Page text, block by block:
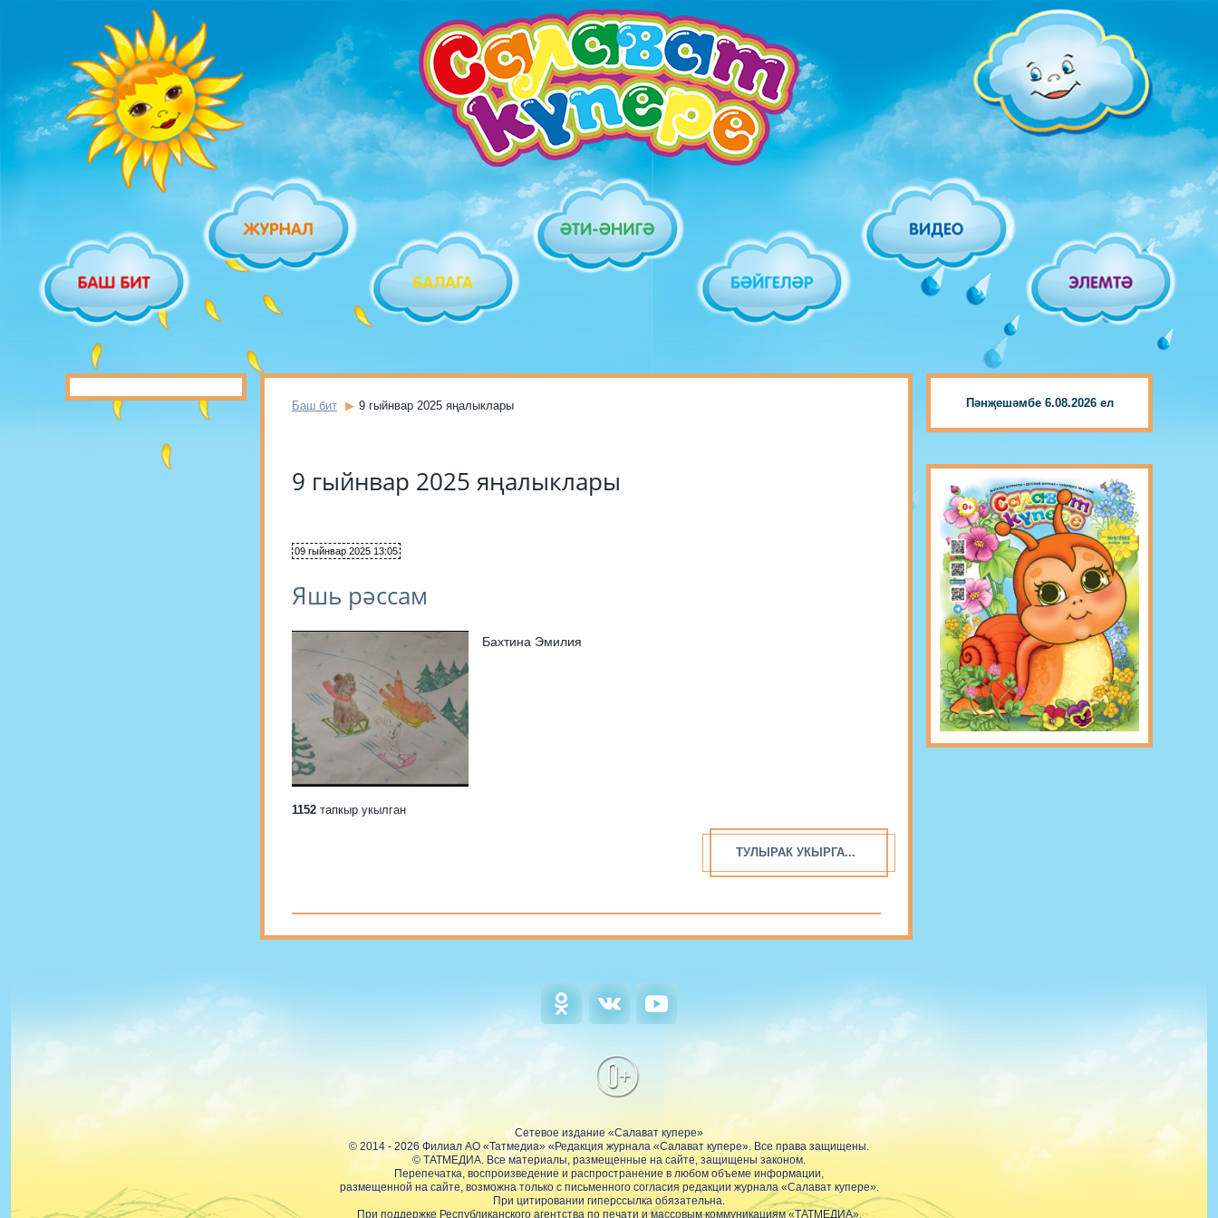
Баш бит 9 гыйнвар 2025 яңалыклары
9 гыйнвар 2025 яңалыклары
09 гыйнвар 2025 13:05
Яшь рәссам
Бахтина Эмилия
1152 тапкыр укылган
ТУЛЫРАК УКЫРГА...
Пәнҗешәмбе 6.08.2026 ел
0+
Сетевое издание «Салават купере»
© 2014 - 2026 Филиал АО «Татмедиа» «Редакция журнала «Салават купере». Все права защищены.
© ТАТМЕДИА. Все материалы, размещенные на сайте, защищены законом.
Перепечатка, воспроизведение и распространение в любом объеме информации,
размещенной на сайте, возможна только с письменного согласия редакции журнала «Салават купере».
При цитировании гиперссылка обязательна.
При поддержке Республиканского агентства по печати и массовым коммуникациям «ТАТМЕДИА».